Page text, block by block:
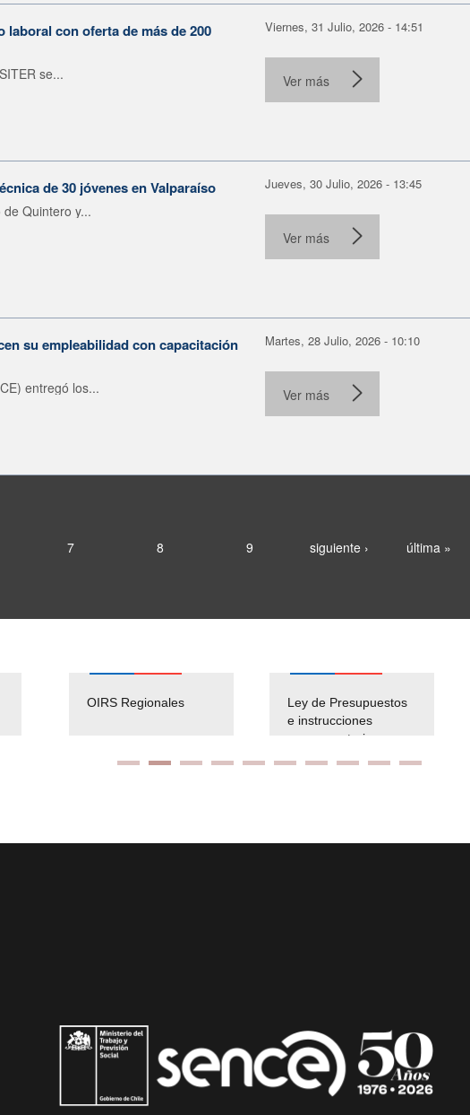
con oferta de más de 200
se...
Viernes, 31 Julio, 2026 - 14:51
Ver más
de 30 jóvenes en Valparaíso
Quintero y...
Jueves, 30 Julio, 2026 - 13:45
Ver más
su empleabilidad con capacitación
entregó los...
Martes, 28 Julio, 2026 - 10:10
Ver más
7 8 9 siguiente › última »
OIRS Regionales
Ley de Presupuestos
e instrucciones
presuspuetarias